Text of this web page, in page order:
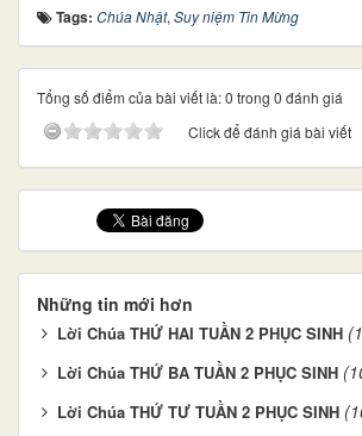
Tags: Chúa Nhật, Suy niệm Tin Mừng
Tổng số điểm của bài viết là: 0 trong 0 đánh giá
Click để đánh giá bài viết
Những tin mới hơn
Lời Chúa THỨ HAI TUẦN 2 PHỤC SINH
Lời Chúa THỨ BA TUẦN 2 PHỤC SINH
Lời Chúa THỨ TƯ TUẦN 2 PHỤC SINH